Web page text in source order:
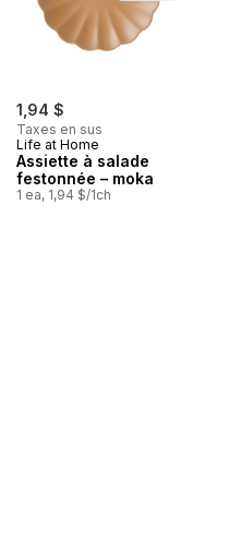
1,94 $
Taxes en sus
Life at Home
Assiette à salade
festonnée – moka
1 ea, 1,94 $/1ch
transparent au panier